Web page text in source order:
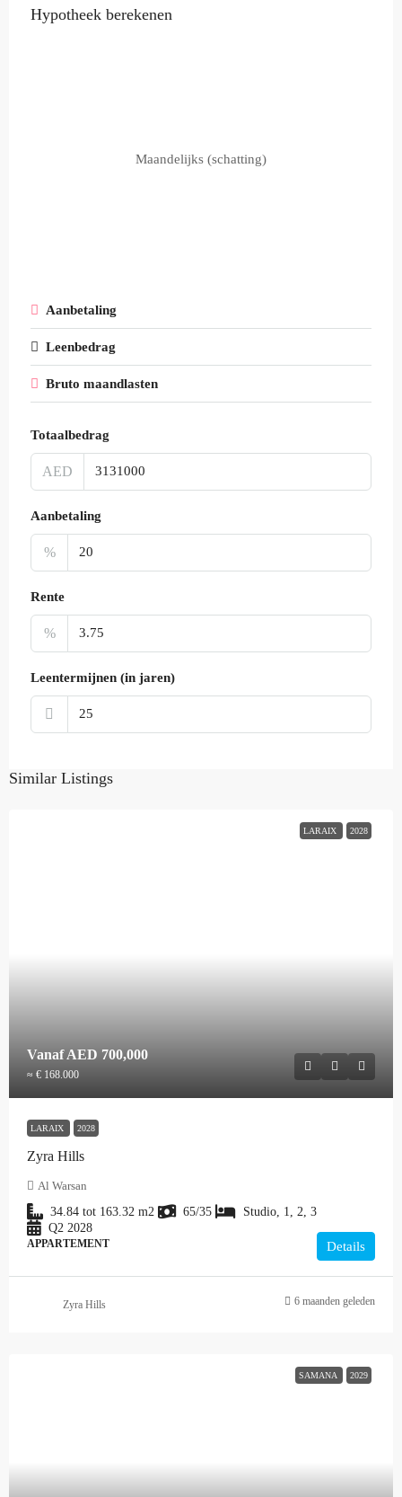
Hypotheek berekenen
Maandelijks (schatting)
Aanbetaling
Leenbedrag
Bruto maandlasten
Totaalbedrag
AED
Aanbetaling
%
Rente
%
Leentermijnen (in jaren)
Similar Listings
LARAIX 2028
VanafAED 700,000
≈ € 168.000
LARAIX 2028
Zyra Hills
Al Warsan
34.84 tot 163.32 m2 65/35
Studio, 1, 2, 3
Q2 2028
APPARTEMENT Details
Zyra Hills 6 maanden geleden
SAMANA 2029